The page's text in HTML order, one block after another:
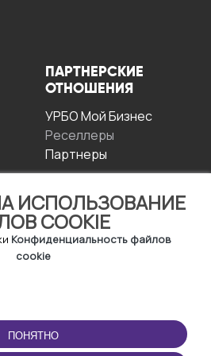
ИСПОЛЬЗОВАНИЕ
COOKIE
Конфиденциальность файлов
cookie
ПОНЯТНО
ПАРТНЕРСКИЕ
ОТНОШЕНИЯ
УРБО Мой Бизнес
Реселлеры
Партнеры
ПРИЛОЖЕНИЕ